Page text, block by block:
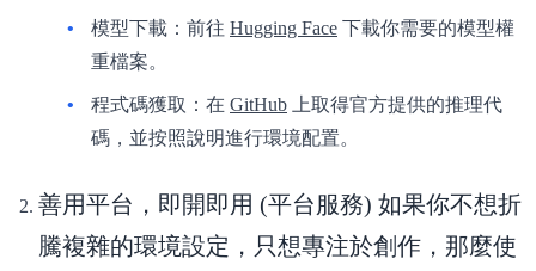
模型下載 ：前往 Hugging Face 下載你需要的模型權
重檔案。
程式碼獲取 ：在 GitHub 上取得官方提供的推理代
碼，並按照說明進行環境配置。
善用平台，即開即用 (平台服務) 如果你不想折
騰複雜的環境設定，只想專注於創作，那麼使